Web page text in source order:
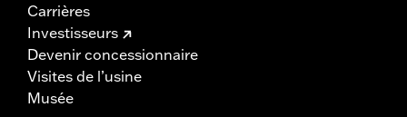
Carrières
Investisseurs
Devenir concessionnaire
Visites de l’usine
Musée